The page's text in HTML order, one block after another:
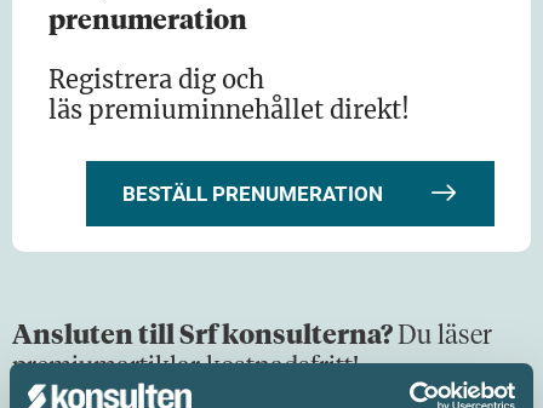
prenumeration
Registrera dig och
läs premiuminnehållet direkt!
BESTÄLL PRENUMERATION
Ansluten till Srf konsulterna?Du läser
premiumartiklar kostnadsfritt!